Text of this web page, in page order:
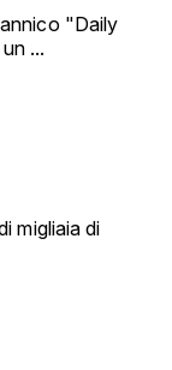
"Daily
...
migliaia di